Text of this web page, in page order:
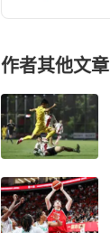
作者其他文章